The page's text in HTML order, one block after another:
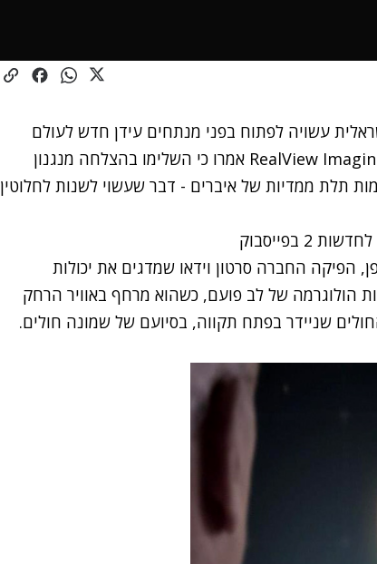
עשויה לפתוח בפני מנתחים עידן חדש לעולם
הרפואה הפנימית. אנשי חברת RealView Imaging LTD אמרו כי השלימו בהצלחה מנגנון
תלת ממדיות של איברים - דבר שעשוי לשנות לחלוטין
בפייסבוק
הפיקה החברה סרטון וידאו שמדגים את יכולות
הולוגרמה של לב פועם, כשהוא מרחף באוויר הרחק
שניידר בפתח תקווה, בסיועם של שמונה חולים.